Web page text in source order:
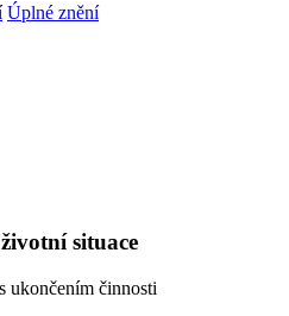
Úplné znění
situace
ukončením činnosti